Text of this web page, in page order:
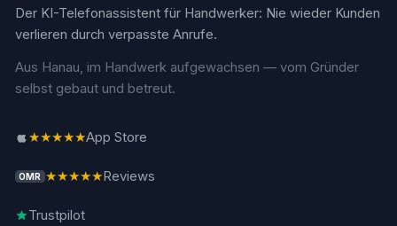
Der KI-Telefonassistent für Handwerker: Nie wieder Kunden
verlieren durch verpasste Anrufe.
Aus Hanau, im Handwerk aufgewachsen — vom Gründer
selbst gebaut und betreut.
★★★★★App Store
OMR ★★★★★Reviews
Trustpilot